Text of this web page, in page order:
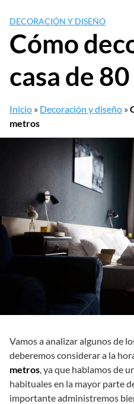
DECORACIÓN Y DISEÑO
Cómo
casa de
Inicio » Decoración y diseño »
metros
Vamos a analizar algunos de
deberemos considerar a la
metros, ya que hablamos de
habituales en la mayor parte
importante administremos